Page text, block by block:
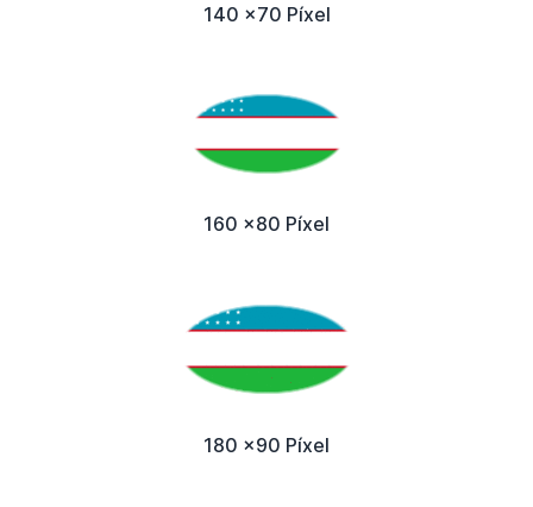
140 x70 Píxel
160 x80 Píxel
180 x90 Píxel